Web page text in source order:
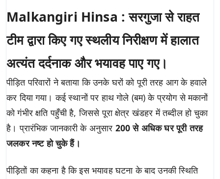
Malkangiri Hinsa : सरगुजा से राहत
टीम द्वारा किए गए स्थलीय निरीक्षण में हालात
अत्यंत दर्दनाक और भयावह पाए गए।
पीड़ित परिवारों ने बताया कि उनके घरों को पूरी तरह आग के हवाले
कर दिया गया। कई स्थानों पर हाथ गोले (बम) के प्रयोग से मकानों
को गंभीर क्षति पहुँची है, जिससे पूरा क्षेत्र खंडहर में तब्दील हो चुका
है। प्रारंभिक जानकारी के अनुसार 200 से अधिक घर पूरी तरह
जलकर नष्ट हो चुके हैं।
पीड़ितों का कहना है कि इस भयावह घटना के बाद उनकी स्थिति